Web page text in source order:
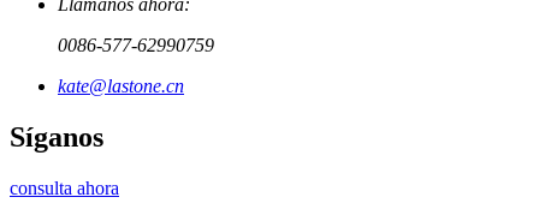
Llámanos ahora:
0086-577-62990759
kate@lastone.cn
Síganos
consulta ahora